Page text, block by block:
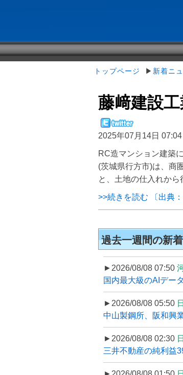
トップページ ▶ 新着ニ
藤﨑建設
2025年07月14日 07:04
RC造マンション建築
(茨城県行方市)は、商
と、土地の仕入れか
>>続きを読む 〔出典
過去一週間の新
►2026/08/08 07:50
国内最大級のAIデー
►2026/08/08 05:50
中山製鋼所、阪和興
►2026/08/08 02:30
三井不動産の純利益